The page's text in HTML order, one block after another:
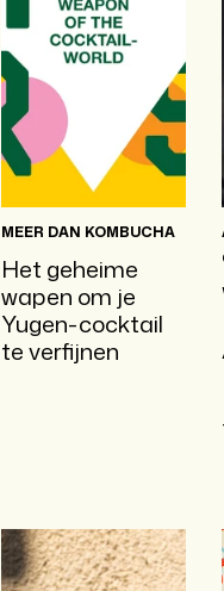
MEER DAN KOMBUCHA
Het geheime
wapen om je
Yugen-cocktail
te verfijnen